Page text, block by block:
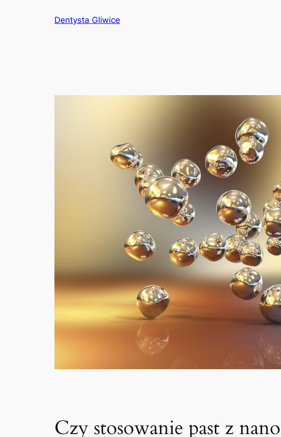
Dentysta Gliwice
Czy stosowanie past z